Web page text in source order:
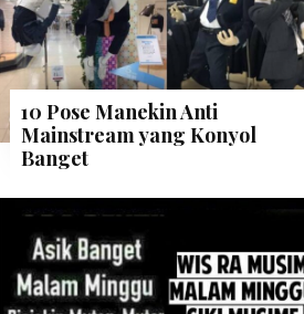
10 Pose Manekin Anti
Mainstream yang Konyol
Banget